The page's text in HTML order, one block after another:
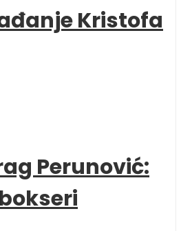
Kristofa
Perunović: